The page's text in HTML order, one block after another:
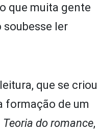
que muita gente
ler
que se criou
formação de um
Teoria do romance,